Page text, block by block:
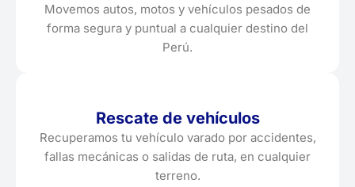
Movemos autos, motos y vehículos pesados de
forma segura y puntual a cualquier destino del
Perú.
Rescate de vehículos
Recuperamos tu vehículo varado por accidentes,
fallas mecánicas o salidas de ruta, en cualquier
terreno.